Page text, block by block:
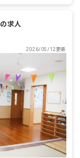
の求人
2026/05/12更新